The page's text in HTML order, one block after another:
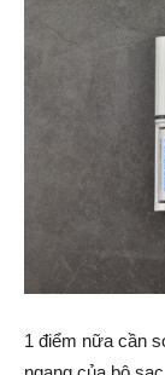
1 điểm nữa cần